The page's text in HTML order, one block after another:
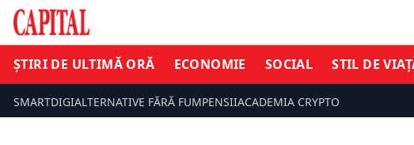
ȘTIRI DE ULTIMĂ ORĂ ECONOMIE SOCIAL STIL DE
SMARTDIGIALTERNATIVE FĂRĂ FUMPENSIIACADEMIA CRYPTO